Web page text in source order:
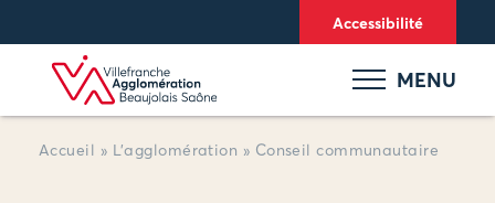
Accessibilité
MENU
Accueil » L’agglomération » Conseil communautaire